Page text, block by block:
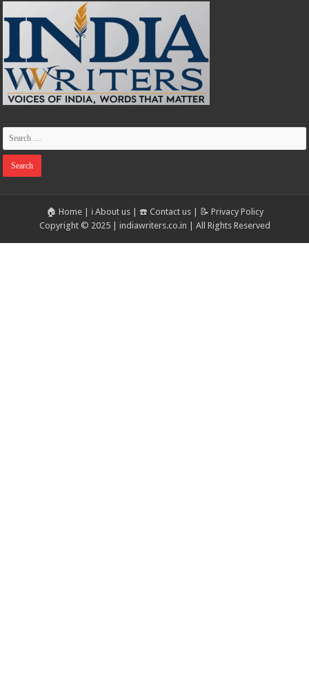
🏠 Home| ℹ️ About us| ☎️ Contact us| 📝 Privacy Policy
Copyright © 2025 | indiawriters.co.in | All Rights Reserved